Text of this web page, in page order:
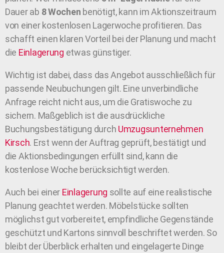
Dauer ab 8 Wochen benötigt, kann im Aktionszeitraum
von einer kostenlosen Lagerwoche profitieren. Das
schafft einen klaren Vorteil bei der Planung und macht
die Einlagerung etwas günstiger.
Wichtig ist dabei, dass das Angebot ausschließlich für
passende Neubuchungen gilt. Eine unverbindliche
Anfrage reicht nicht aus, um die Gratiswoche zu
sichern. Maßgeblich ist die ausdrückliche
Buchungsbestätigung durch Umzugsunternehmen
Kirsch. Erst wenn der Auftrag geprüft, bestätigt und
die Aktionsbedingungen erfüllt sind, kann die
kostenlose Woche berücksichtigt werden.
Auch bei einer Einlagerung sollte auf eine realistische
Planung geachtet werden. Möbelstücke sollten
möglichst gut vorbereitet, empfindliche Gegenstände
geschützt und Kartons sinnvoll beschriftet werden. So
bleibt der Überblick erhalten und eingelagerte Dinge